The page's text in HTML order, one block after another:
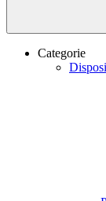
Categorie